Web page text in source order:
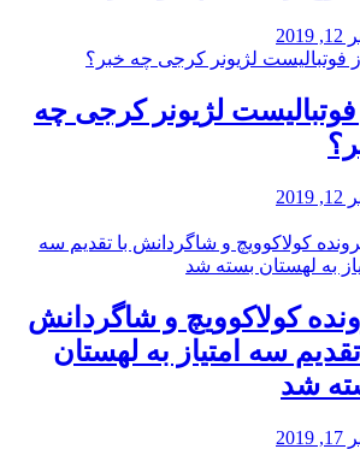
فوتبالیست لژیونر کرجی چه
کولاکوویچ و شاگردانش
تقدیم سه امتیاز به لهستان
شد